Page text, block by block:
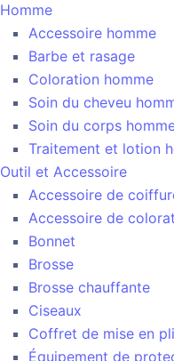
Homme
Accessoire homme
Barbe et rasage
Coloration homme
Soin du cheveu
Soin du corps
Traitement et lotion
Outil et Accessoire
Accessoire de
Accessoire de
Bonnet
Brosse
Brosse chauffante
Ciseaux
Coffret de mise en
Équipement de